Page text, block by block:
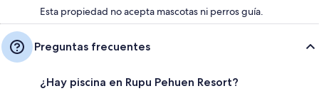
Esta propiedad no acepta mascotas ni perros guía.
Preguntas frecuentes
¿Hay piscina en Rupu Pehuen Resort?